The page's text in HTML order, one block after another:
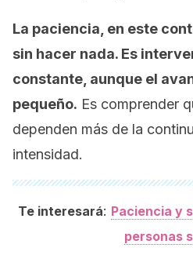
La paciencia, en este
sin hacer nada. Es
constante, aunque el
pequeño. Es comprender
dependen más de la
intensidad.
Te interesará: Paciencia y
personas